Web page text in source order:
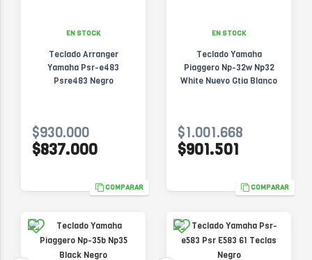
EN STOCK
Teclado Arranger
Yamaha Psr-e483
Psre483 Negro
$930.000
$837.000
COMPARAR
EN STOCK
Teclado Yamaha
Piaggero Np-32w Np32
White Nuevo Gtia Blanco
$1.001.668
$901.501
COMPARAR